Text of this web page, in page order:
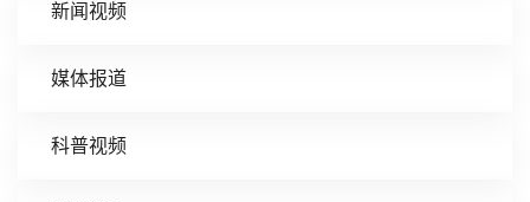
新闻视频
媒体报道
科普视频